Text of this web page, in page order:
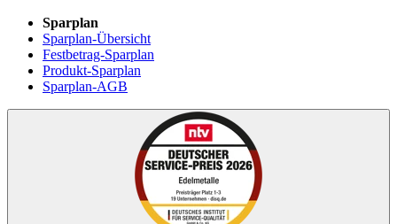
Sparplan
Sparplan-Übersicht
Festbetrag-Sparplan
Produkt-Sparplan
Sparplan-AGB